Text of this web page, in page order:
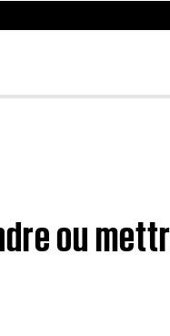
ou